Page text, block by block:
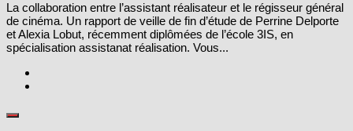
La collaboration entre l’assistant réalisateur et le régisseur général
de cinéma. Un rapport de veille de fin d’étude de Perrine Delporte
et Alexia Lobut, récemment diplômées de l’école 3IS, en
spécialisation assistanat réalisation. Vous...